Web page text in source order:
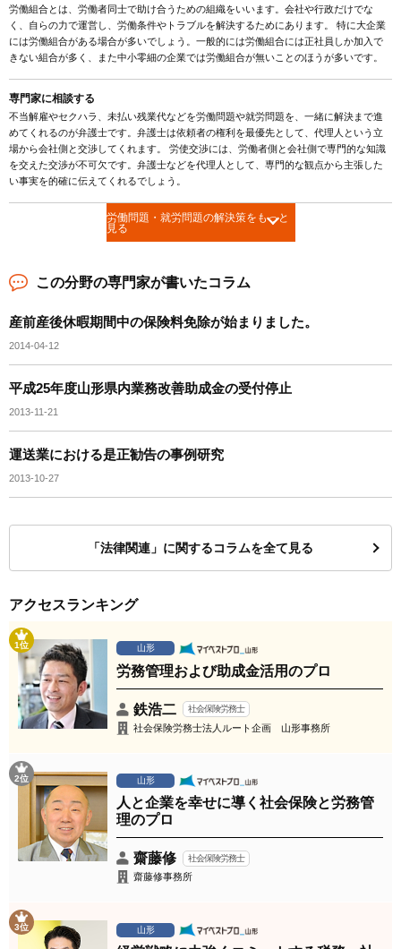
労働組合とは、労働者同士で助け合うための組織をいいます。会社や行政だけでな
く、自らの力で運営し、労働条件やトラブルを解決するためにあります。 特に大企業
には労働組合がある場合が多いでしょう。一般的には労働組合には正社員しか加入で
きない組合が多く、また中小零細の企業では労働組合が無いことのほうが多いです。
専門家に相談する
不当解雇やセクハラ、未払い残業代などを労働問題や就労問題を、一緒に解決まで進
めてくれるのが弁護士です。弁護士は依頼者の権利を最優先として、代理人という立
場から会社側と交渉してくれます。 労使交渉には、労働者側と会社側で専門的な知識
を交えた交渉が不可欠です。弁護士などを代理人として、専門的な観点から主張した
い事実を的確に伝えてくれるでしょう。
労働問題・就労問題の解決策をもっと
見る
この分野の専門家が書いたコラム
産前産後休暇期間中の保険料免除が始まりました。
2014-04-12
平成25年度山形県内業務改善助成金の受付停止
2013-11-21
運送業における是正勧告の事例研究
2013-10-27
「法律関連」に関するコラムを全て見る
アクセスランキング
1位 山形
労務管理および助成金活用のプロ
鉄浩二 社会保険労務士
社会保険労務士法人ルート企画 山形事務所
2位 山形
人と企業を幸せに導く社会保険と労務管
理のプロ
齋藤修 社会保険労務士
齋藤修事務所
3位 山形